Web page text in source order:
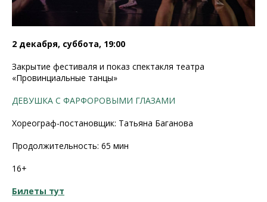
2 декабря, суббота, 19:00
Закрытие фестиваля и показ спектакля театра
«Провинциальные танцы»
ДЕВУШКА С ФАРФОРОВЫМИ ГЛАЗАМИ
Хореограф-постановщик: Татьяна Баганова
Продолжительность: 65 мин
16+
Билеты тут